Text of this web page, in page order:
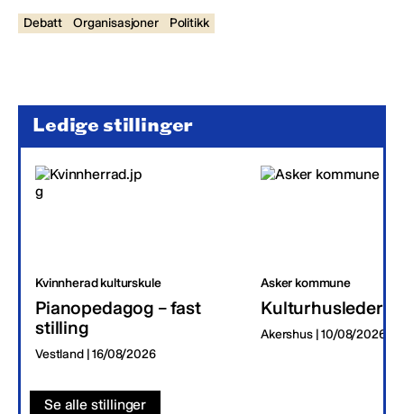
Debatt Organisasjoner Politikk
Ledige stillinger
Kvinnherad kulturskule
Pianopedagog – fast
stilling
Vestland | 16/08/2026
Asker kommune
Kulturhusleder
Akershus | 10/08/2026
Se alle stillinger